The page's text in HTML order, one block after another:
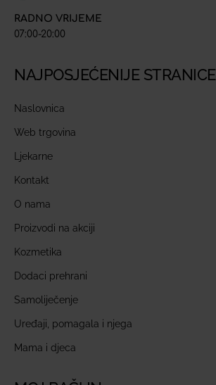
RADNO VRIJEME
07:00-20:00
NAJPOSJEĆENIJE STRANICE
Naslovnica
Web trgovina
Ljekarne
Kontakt
O nama
Proizvodi na akciji
Kozmetika
Dodaci prehrani
Samoliječenje
Uređaji, pomagala i njega
Mama i djeca